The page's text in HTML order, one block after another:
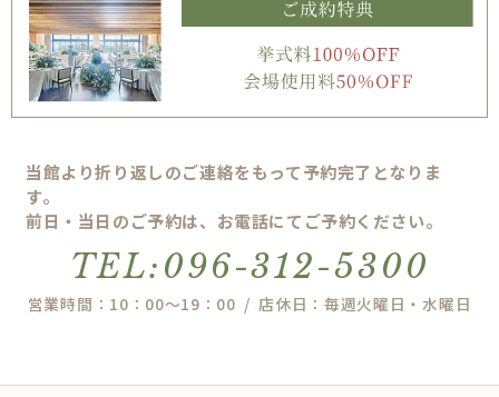
当館より折り返しのご連絡をもって予約完了となりま
す。
前日・当日のご予約は、お電話にてご予約ください。
TEL:096-312-5300
営業時間：10：00～19：00 / 店休日：毎週火曜日・水曜日